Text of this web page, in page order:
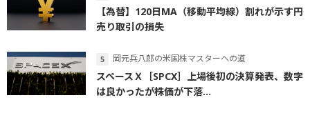
【為替】120日MA（移動平均線）割れが示す円
売り取引の損失
岡元兵八郎の米国株マスターへの道
スペースＸ［SPCX］上場後初の決算発表、数字
は良かったが株価が下落...